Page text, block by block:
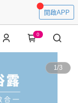
開啟APP
0
1/3